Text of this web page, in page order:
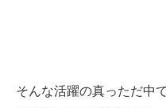
そんな活躍の真っただ中